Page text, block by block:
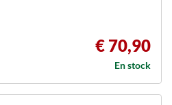
€ 70,90
En stock